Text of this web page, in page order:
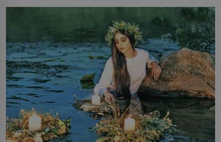
milostpaní. Stačí jenom na sukni,“ zhodnotí švadlena
množství růžového mušelínu. „Ošidili vás, podívejte.“